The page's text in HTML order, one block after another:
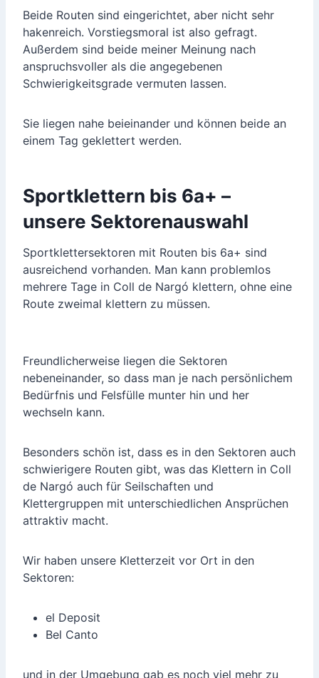
Beide Routen sind eingerichtet, aber nicht sehr
hakenreich. Vorstiegsmoral ist also gefragt.
Außerdem sind beide meiner Meinung nach
anspruchsvoller als die angegebenen
Schwierigkeitsgrade vermuten lassen.
Sie liegen nahe beieinander und können beide an
einem Tag geklettert werden.
Sportklettern bis 6a+ –
unsere Sektorenauswahl
Sportklettersektoren mit Routen bis 6a+ sind
ausreichend vorhanden. Man kann problemlos
mehrere Tage in Coll de Nargó klettern, ohne eine
Route zweimal klettern zu müssen.
Freundlicherweise liegen die Sektoren
nebeneinander, so dass man je nach persönlichem
Bedürfnis und Felsfülle munter hin und her
wechseln kann.
Besonders schön ist, dass es in den Sektoren auch
schwierigere Routen gibt, was das Klettern in Coll
de Nargó auch für Seilschaften und
Klettergruppen mit unterschiedlichen Ansprüchen
attraktiv macht.
Wir haben unsere Kletterzeit vor Ort in den
Sektoren:
el Deposit
Bel Canto
und in der Umgebung gab es noch viel mehr zu